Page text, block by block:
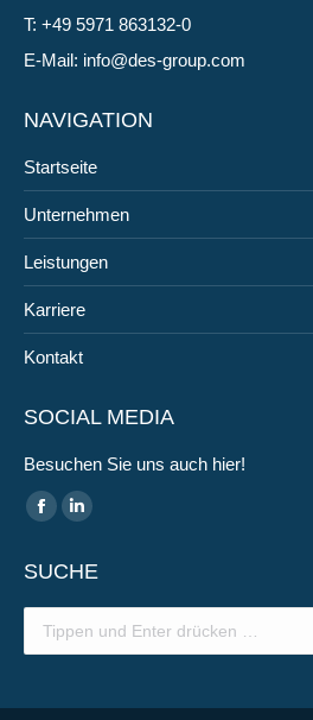
T: +49 5971 863132-0
E-Mail: info@des-group.com
NAVIGATION
Startseite
Unternehmen
Leistungen
Karriere
Kontakt
SOCIAL MEDIA
Besuchen Sie uns auch hier!
Finden Sie uns auf:
Facebook
opens
in
new
Linkedin
opens
in
new
SUCHE